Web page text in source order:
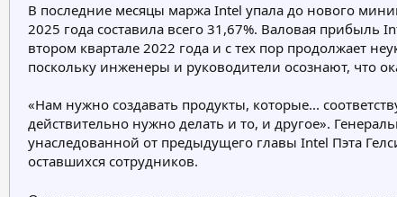
В последние месяцы маржа Intel упала до нового
2025 года составила всего 31,67%. Валовая прибыль
втором квартале 2022 года и с тех пор продолжает
поскольку инженеры и руководители осознают, что
«Нам нужно создавать продукты, которые...
действительно нужно делать и то, и другое».
унаследованной от предыдущего главы Intel Пэта
оставшихся сотрудников.